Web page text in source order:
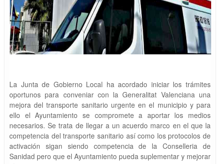
La Junta de Gobierno Local ha acordado iniciar los trámites
oportunos para conveniar con la Generalitat Valenciana una
mejora del transporte sanitario urgente en el municipio y para
ello el Ayuntamiento se compromete a aportar los medios
necesarios. Se trata de llegar a un acuerdo marco en el que la
competencia del transporte sanitario así como los protocolos de
activación sigan siendo competencia de la Conselleria de
Sanidad pero que el Ayuntamiento pueda suplementar y mejorar